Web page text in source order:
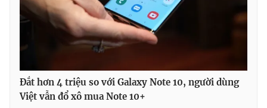
Đắt hơn 4 triệu so với Galaxy Note 10, người dùng
Việt vẫn đổ xô mua Note 10+